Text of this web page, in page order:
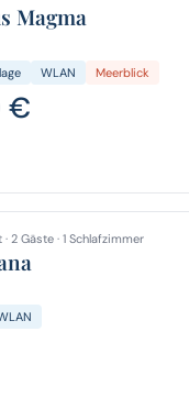
Magma
WLAN Meerblick
€
2 Gäste · 1 Schlafzimmer